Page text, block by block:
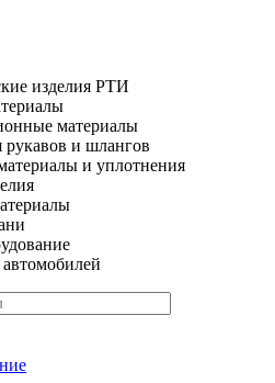
изделия РТИ
материалы
рукавов и шлангов
и уплотнения